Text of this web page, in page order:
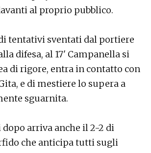
al proprio pubblico.
tentativi sventati dal portiere
difesa, al 17' Campanella si
di rigore, entra in contatto con
e di mestiere lo supera a
sguarnita.
arriva anche il 2-2 di
che anticipa tutti sugli